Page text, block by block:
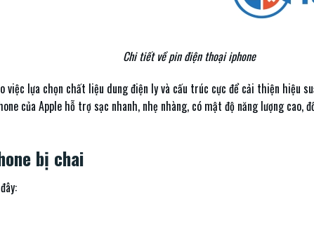
Chi tiết về pin điện thoại iphone
việc lựa chọn chất liệu dung điện ly và cấu trúc cực để cải thiện hiệu
của Apple hỗ trợ sạc nhanh, nhẹ nhàng, có mật độ năng lượng
bị chai